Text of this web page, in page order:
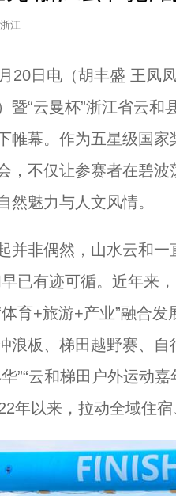
江
日电（胡丰盛 王凤
暨“云曼杯”浙江省云
帷幕。作为五星级国
，不仅让参赛者在碧
然魅力与人文风情。
非偶然，山水云和一
已有迹可循。近年来
育+旅游+产业”融合
浪板、梯田越野赛、
”“云和梯田户外运动
年以来，拉动全域住